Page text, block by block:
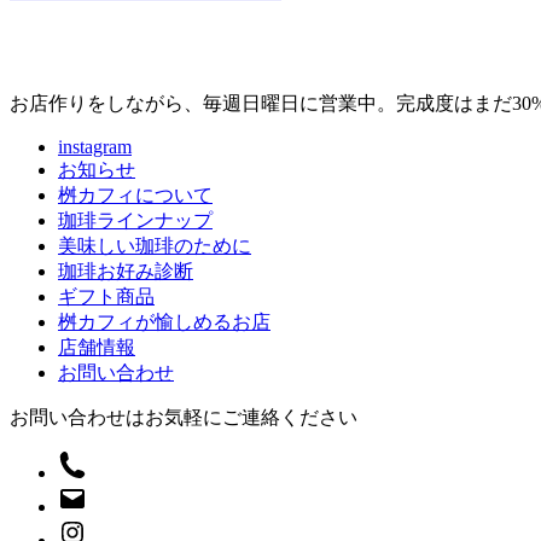
お店作りをしながら、毎週日曜日に営業中。完成度はまだ
instagram
お知らせ
桝カフィについて
珈琲ラインナップ
美味しい珈琲のために
珈琲お好み診断
ギフト商品
桝カフィが愉しめるお店
店舗情報
お問い合わせ
お問い合わせはお気軽にご連絡ください